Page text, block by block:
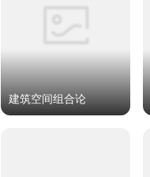
建筑空间组合论